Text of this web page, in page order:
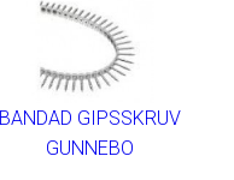
BANDAD GIPSSKRUV
GUNNEBO